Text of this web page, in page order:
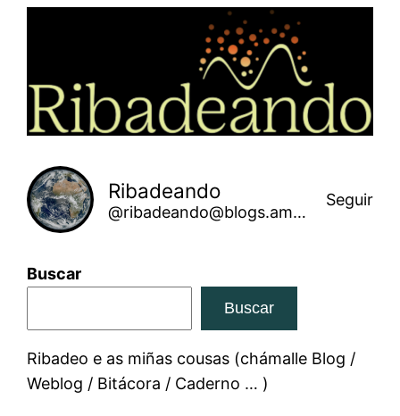
Ribadeando
@ribadeando@blogs.amarinha.gal
Seguir
Buscar
Buscar
Ribadeo e as miñas cousas (chámalle Blog /
Weblog / Bitácora / Caderno … )